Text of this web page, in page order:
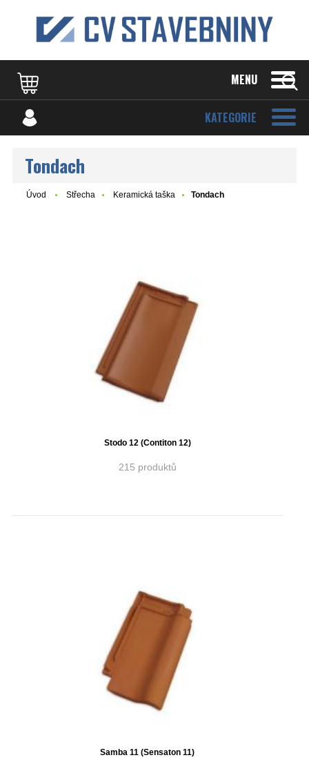
MENU
KATEGORIE
Tondach
Úvod Střecha Keramická taška Tondach
Stodo 12 (Contiton 12)
215 produktů
Samba 11 (Sensaton 11)